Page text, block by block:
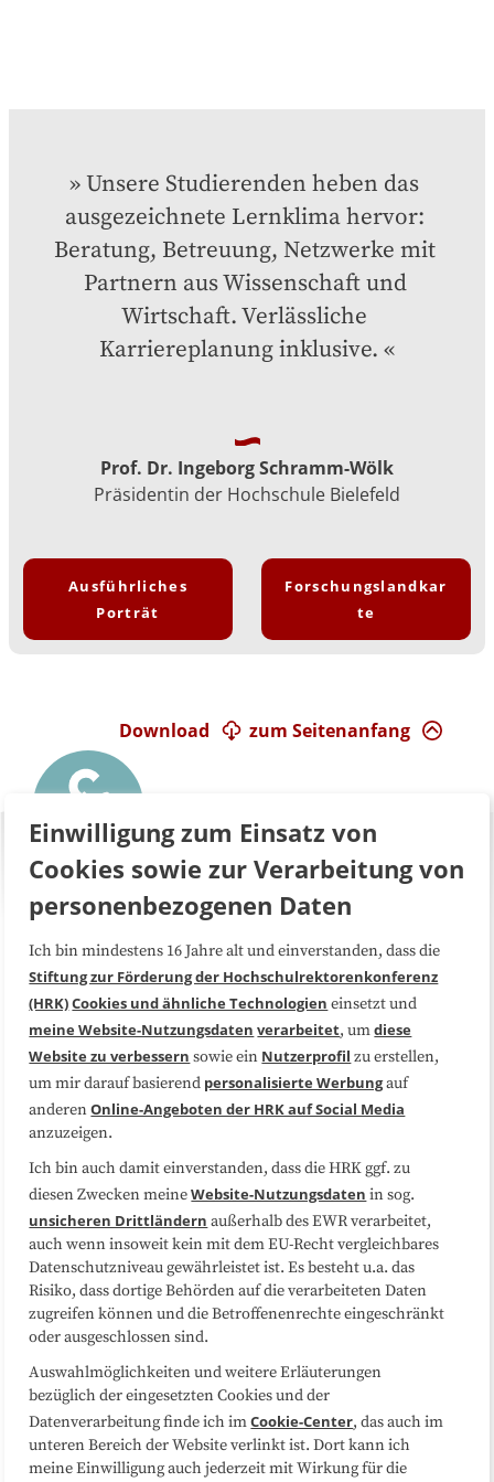
Unsere Studierenden heben das
ausgezeichnete Lernklima hervor:
Beratung, Betreuung, Netzwerke mit
Partnern aus Wissenschaft und
Wirtschaft. Verlässliche
Karriereplanung inklusive.
Prof. Dr. Ingeborg Schramm-Wölk
Präsidentin der Hochschule Bielefeld
Ausführliches
Porträt
Forschungslandkar
te
zum Seitenanfang
Download
Über uns FAQ
Medienarbeit Kooperationen
Datenschutzerklärung Impressum
Sitemap
Folgen Sie uns
Einwilligung zum Einsatz von
Cookies sowie zur Verarbeitung von
personenbezogenen Daten
Ich bin mindestens 16 Jahre alt und einverstanden, dass die
Stiftung zur Förderung der Hochschulrektorenkonferenz
(HRK)Cookies und ähnliche Technologien einsetzt und
meine Website-Nutzungsdaten verarbeitet, umdiese
Website zu verbessern sowie ein Nutzerprofil zu erstellen,
um mir darauf basierend personalisierte Werbungauf
anderenOnline-Angeboten der HRK auf Social Media
anzuzeigen.
Ich bin auch damit einverstanden, dass die HRK ggf. zu
diesen Zwecken meineWebsite-Nutzungsdaten in sog.
unsicheren Drittländern außerhalb des EWR verarbeitet,
auch wenn insoweit kein mit dem EU-Recht vergleichbares
Datenschutzniveau gewährleistet ist. Es besteht u.a. das
Risiko, dass dortige Behörden auf die verarbeiteten Daten
zugreifen können und die Betroffenenrechte eingeschränkt
oder ausgeschlossen sind.
Auswahlmöglichkeiten und weitere Erläuterungen
bezüglich der eingesetzten Cookies und der
Datenverarbeitung finde ich imCookie-Center, das auch im
unteren Bereich der Website verlinkt ist. Dort kann ich
meine Einwilligung auch jederzeit mit Wirkung für die